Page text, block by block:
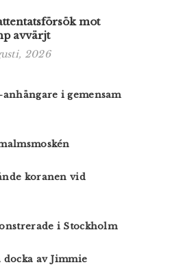
mot
avvärjt
2026
i gemensam
koranen vid
i Stockholm
av Jimmie